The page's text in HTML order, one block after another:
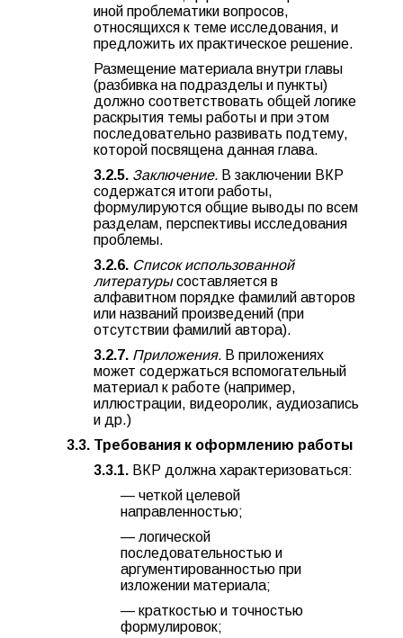
иной проблематики вопросов,
относящихся к теме исследования, и
предложить их практическое решение.
Размещение материала внутри главы
(разбивка на подразделы и пункты)
должно соответствовать общей логике
раскрытия темы работы и при этом
последовательно развивать подтему,
которой посвящена данная глава.
3.2.5. Заключение. В заключении ВКР
содержатся итоги работы,
формулируются общие выводы по всем
разделам, перспективы исследования
проблемы.
3.2.6. Список использованной
литературы составляется в
алфавитном порядке фамилий авторов
или названий произведений (при
отсутствии фамилий автора).
3.2.7. Приложения. В приложениях
может содержаться вспомогательный
материал к работе (например,
иллюстрации, видеоролик, аудиозапись
и др.)
3.3. Требования к оформлению работы
3.3.1. ВКР должна характеризоваться:
— четкой целевой
направленностью;
— логической
последовательностью и
аргументированностью при
изложении материала;
— краткостью и точностью
формулировок;